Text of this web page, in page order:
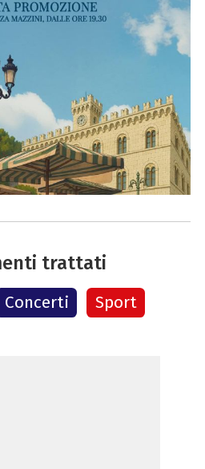
trattati
Concerti Sport